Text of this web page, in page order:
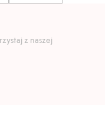
z naszej